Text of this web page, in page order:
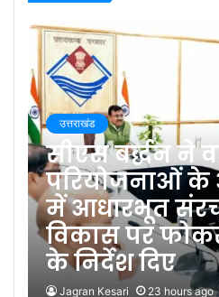
उत्तराखंड
सीएस बर्द्धन ने
परियोजनाओं के
में आधारभूत
विकास पर
के निर्देश दिए
Jagran Kesari 23 hours ago